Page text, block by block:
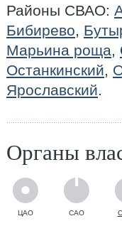
Районы СВАО:
Бибирево,
Марьина роща,
Останкинский,
Ярославский.
Органы
ЦАО САО